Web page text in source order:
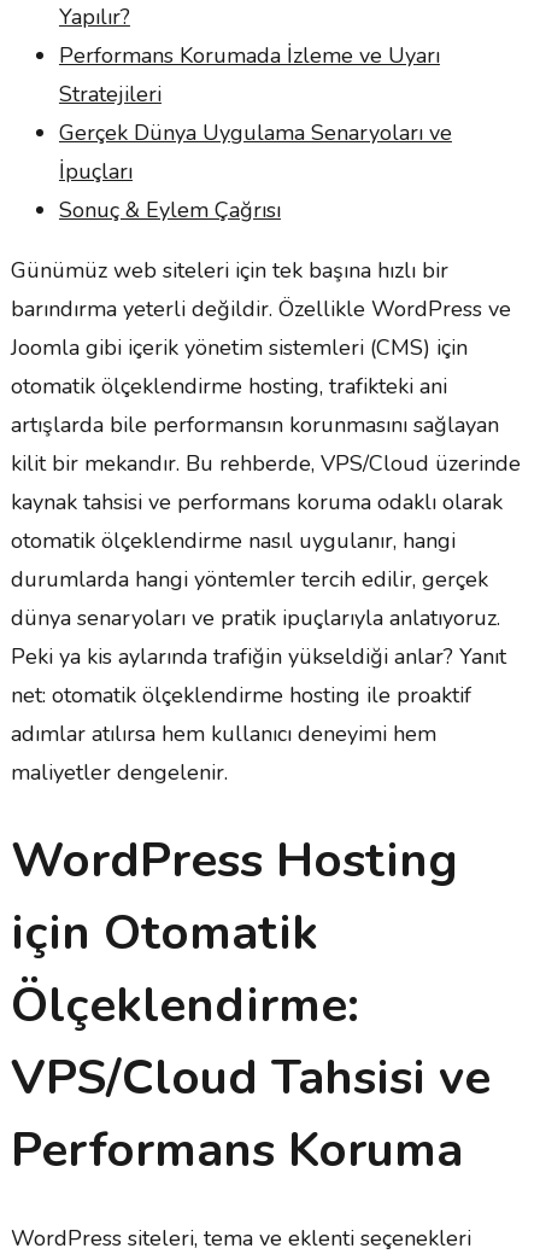
Yapılır?
Performans Korumada İzleme ve Uyarı
Stratejileri
Gerçek Dünya Uygulama Senaryoları ve
İpuçları
Sonuç & Eylem Çağrısı
Günümüz web siteleri için tek başına hızlı bir
barındırma yeterli değildir. Özellikle WordPress ve
Joomla gibi içerik yönetim sistemleri (CMS) için
otomatik ölçeklendirme hosting, trafikteki ani
artışlarda bile performansın korunmasını sağlayan
kilit bir mekandır. Bu rehberde, VPS/Cloud üzerinde
kaynak tahsisi ve performans koruma odaklı olarak
otomatik ölçeklendirme nasıl uygulanır, hangi
durumlarda hangi yöntemler tercih edilir, gerçek
dünya senaryoları ve pratik ipuçlarıyla anlatıyoruz.
Peki ya kis aylarında trafiğin yükseldiği anlar? Yanıt
net: otomatik ölçeklendirme hosting ile proaktif
adımlar atılırsa hem kullanıcı deneyimi hem
maliyetler dengelenir.
WordPress Hosting
için Otomatik
Ölçeklendirme:
VPS/Cloud Tahsisi ve
Performans Koruma
WordPress siteleri, tema ve eklenti seçenekleri